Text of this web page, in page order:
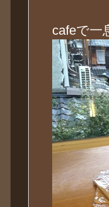
cafeで一